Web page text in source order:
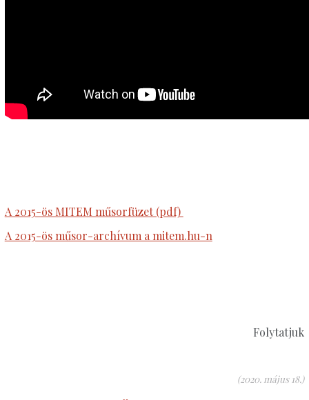
A 2015-ös MITEM műsorfüzet (pdf)
A 2015-ös műsor-archívum a mitem.hu-n
Folytatjuk
(2020. május 18.)